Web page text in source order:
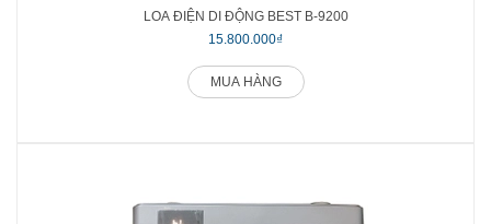
LOA ĐIỆN DI ĐỘNG BEST B-9200
15.800.000₫
MUA HÀNG